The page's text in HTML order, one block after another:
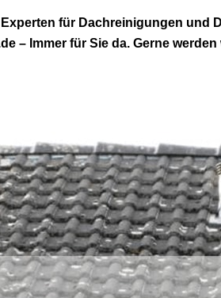
für Dachreinigungen und
– Immer für Sie da. Gerne